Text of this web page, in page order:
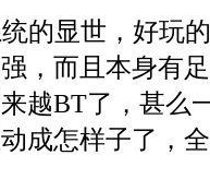
的显世，好玩
，而且本身有
越BT了，甚么
成怎样子了，